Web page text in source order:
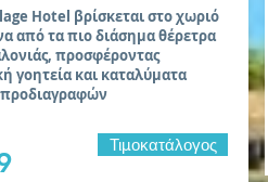
Hotel βρίσκεται στο χωριό
από τα πιο διάσημα θέρετρα
προσφέροντας
γοητεία και καταλύματα
Τιμοκατάλογος